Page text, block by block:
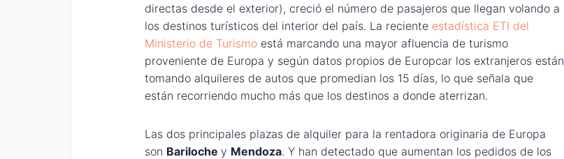
directas desde el exterior), creció el número de pasajeros que llegan volando a
los destinos turísticos del interior del país. La reciente estadística ETI del
Ministerio de Turismo está marcando una mayor afluencia de turismo
proveniente de Europa y según datos propios de Europcar los extranjeros están
tomando alquileres de autos que promedian los 15 días, lo que señala que
están recorriendo mucho más que los destinos a donde aterrizan.
Las dos principales plazas de alquiler para la rentadora originaria de Europa
son Bariloche y Mendoza. Y han detectado que aumentan los pedidos de los